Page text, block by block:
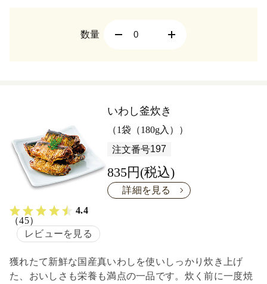
数量
4.4
（45）
レビューを見る
いわし釜炊き
（1袋（180g入））
注文番号197
835円(税込)
詳細を見る
獲れたて新鮮な国産真いわしを使いしっかり炊き上げ
た、おいしさも栄養も満点の一品です。炊く前に一度焼